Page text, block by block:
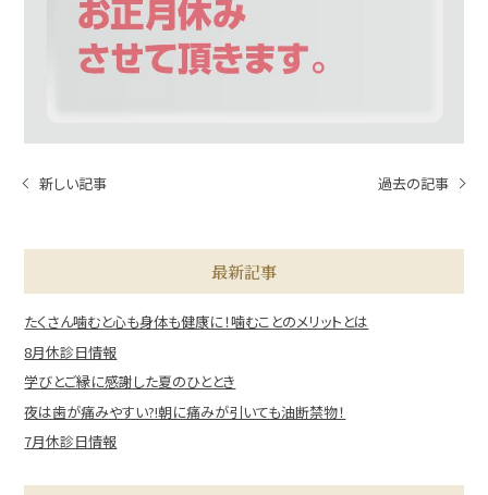
新しい記事 過去の記事
最新記事
たくさん噛むと心も身体も健康に！噛むことのメリットとは
8月休診日情報
学びとご縁に感謝した夏のひととき
夜は歯が痛みやすい?!朝に痛みが引いても油断禁物！
7月休診日情報